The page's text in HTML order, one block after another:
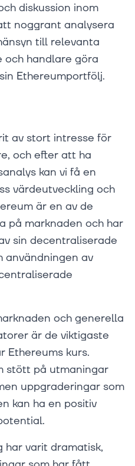
diskussion inom
noggrant analysera
till relevanta
och handlare göra
Ethereumportfölj.
av stort intresse för
och efter att ha
kan vi få en
värdeutveckling och
är en av de
på marknaden och har
sin decentraliserade
användningen av
och generella
är de viktigaste
Ethereums kurs.
stött på utmaningar
uppgraderingar som
kan ha en positiv
har varit dramatisk,